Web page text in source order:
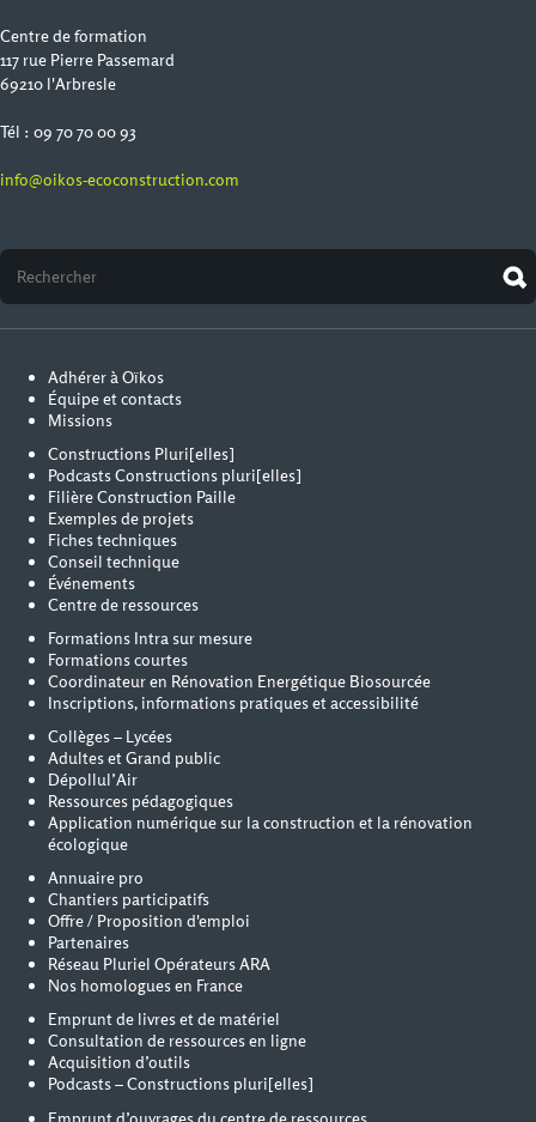
Centre de formation
117 rue Pierre Passemard
69210 l'Arbresle
Tél : 09 70 70 00 93
info@oikos-ecoconstruction.com
Adhérer à Oïkos
Équipe et contacts
Missions
Constructions Pluri[elles]
Podcasts Constructions pluri[elles]
Filière Construction Paille
Exemples de projets
Fiches techniques
Conseil technique
Événements
Centre de ressources
Formations Intra sur mesure
Formations courtes
Coordinateur en Rénovation Energétique Biosourcée
Inscriptions, informations pratiques et accessibilité
Collèges – Lycées
Adultes et Grand public
Dépollul’Air
Ressources pédagogiques
Application numérique sur la construction et la rénovation
écologique
Annuaire pro
Chantiers participatifs
Offre / Proposition d'emploi
Partenaires
Réseau Pluriel Opérateurs ARA
Nos homologues en France
Emprunt de livres et de matériel
Consultation de ressources en ligne
Acquisition d’outils
Podcasts – Constructions pluri[elles]